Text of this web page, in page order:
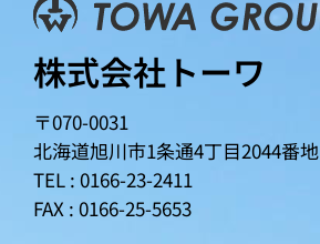
株式会社トーワ
〒070-0031
北海道旭川市1条通4丁目2044番地
TEL : 0166-23-2411
FAX : 0166-25-5653